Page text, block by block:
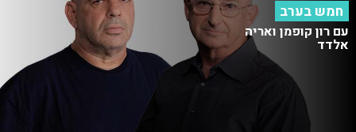
חמש בערב
עם רון קופמן ואריה
אלדד